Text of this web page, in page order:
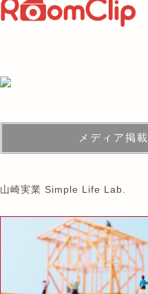
メディア掲載
山崎実業 Simple Life Lab.